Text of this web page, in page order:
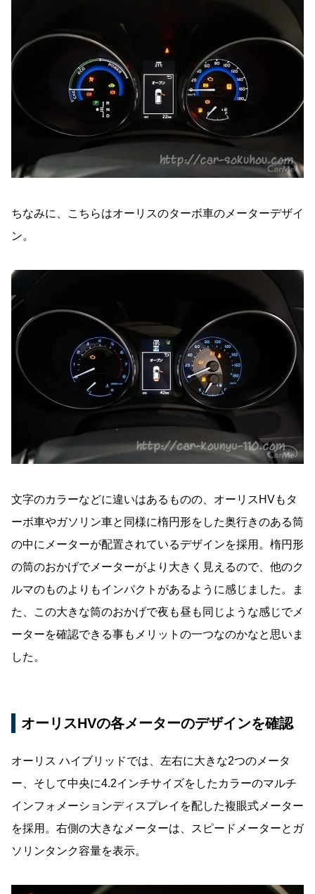
ちなみに、こちらはオーリスのターボ車のメーターデザイ
ン。
文字のカラーなどに違いはあるものの、オーリスHVもタ
ーボ車やガソリン車と同様に楕円形をした奥行きのある筒
の中にメーターが配置されているデザインを採用。楕円形
の筒のおかげでメーターがより大きく見えるので、他のク
ルマのものよりもインパクトがあるように感じました。ま
た、この大きな筒のおかげで夜も昼も同じような感じでメ
ーターを確認できる事もメリットの一つなのかなと思いま
した。
オーリスHVの各メーターのデザインを確認
オーリス ハイブリッドでは、左右に大きな2つのメータ
ー、そして中央に4.2インチサイズをしたカラーのマルチ
インフォメーションディスプレイを配した複眼式メーター
を採用。右側の大きなメーターは、スピードメーターとガ
ソリンタンク容量を表示。